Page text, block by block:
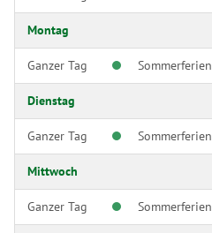
Montag
Ganzer Tag Sommerferien
Dienstag
Ganzer Tag Sommerferien
Mittwoch
Ganzer Tag Sommerferien